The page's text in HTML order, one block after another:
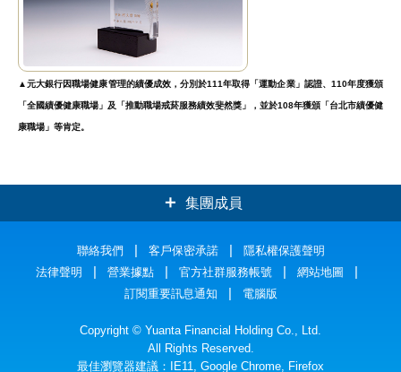
▲元大銀行因職場健康管理的績優成效，分別於111年取得「運動企業」認證、110年度獲頒
「全國績優健康職場」及「推動職場戒菸服務績效斐然獎」，並於108年獲頒「台北市績優健
康職場」等肯定。
集團成員
元大證券 元大銀行
元大投信
元大期貨 元大投顧
聯絡我們 客戶保密承諾
隱私權保護聲明
法律聲明
營業據點 官方社群服務帳號
網站地圖
訂閱重要訊息通知
電腦版
Copyright © Yuanta Financial Holding Co., Ltd.
All Rights Reserved.
最佳瀏覽器建議：IE11, Google Chrome, Firefox